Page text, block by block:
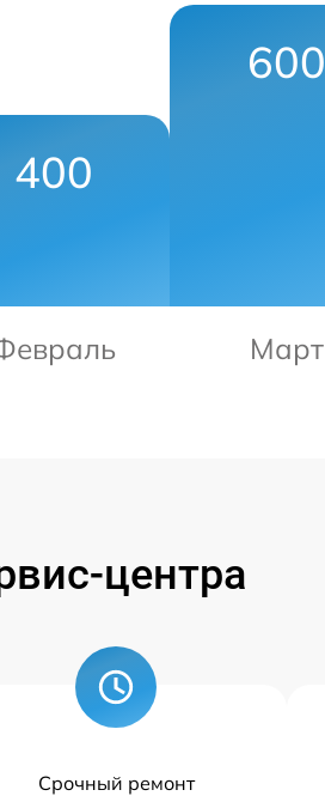
400
600
Март
центра
Срочный ремонт